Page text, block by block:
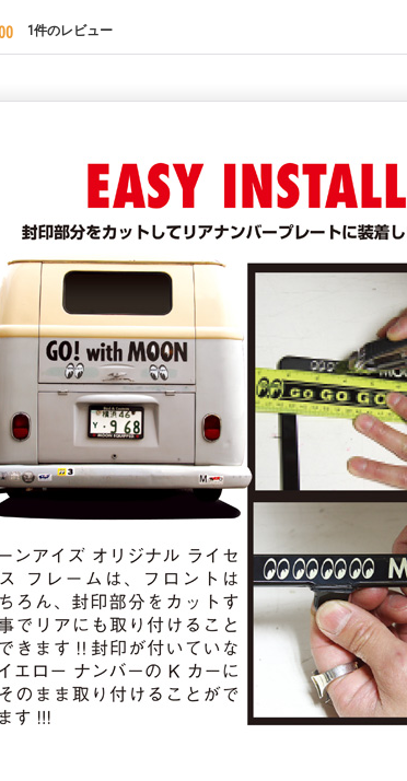
1 件のレビュー